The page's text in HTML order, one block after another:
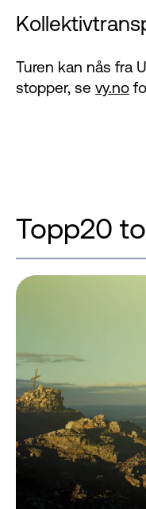
Turen kan nås fra
stopper, se vy.no
Topp20